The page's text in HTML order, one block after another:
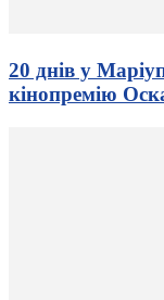
20 днів у
кінопремію